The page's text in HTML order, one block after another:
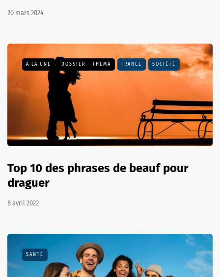
20 mars 2024
A LA UNE DOSSIER - THEMA FRANCE SOCIÉTÉ
Top 10 des phrases de beauf pour
draguer
8 avril 2022
SANTÉ